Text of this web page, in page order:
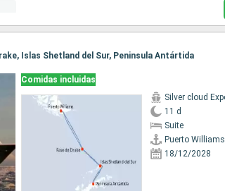
Islas Shetland del Sur, Peninsula Antártida
Comidas incluidas
11 d
Suite
Puerto Williams
18/12/2028